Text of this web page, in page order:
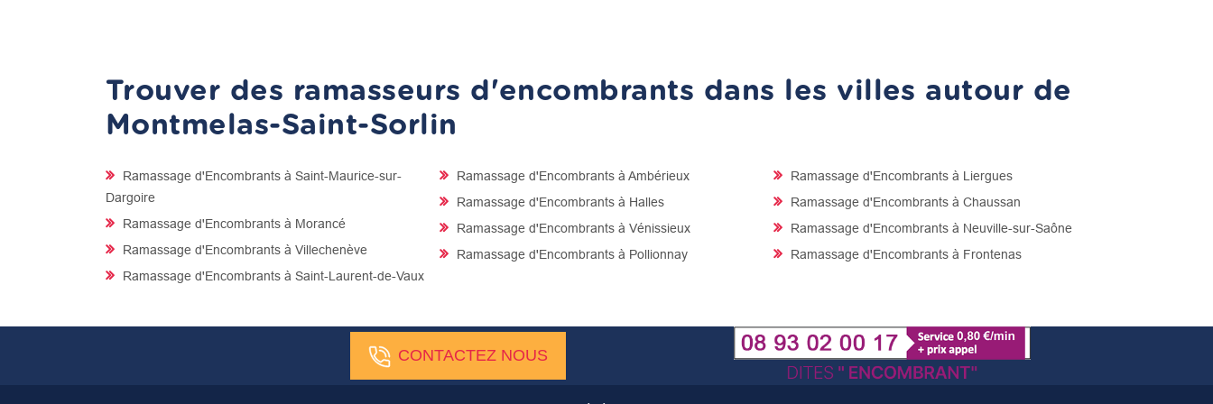
Trouver des ramasseurs d'encombrants dans les villes autour de
Montmelas-Saint-Sorlin
Ramassage d'Encombrants à Saint-Maurice-sur-
Dargoire
Ramassage d'Encombrants à Morancé
Ramassage d'Encombrants à Villechenève
Ramassage d'Encombrants à Saint-Laurent-de-Vaux
Ramassage d'Encombrants à Ambérieux
Ramassage d'Encombrants à Halles
Ramassage d'Encombrants à Vénissieux
Ramassage d'Encombrants à Pollionnay
Ramassage d'Encombrants à Liergues
Ramassage d'Encombrants à Chaussan
Ramassage d'Encombrants à Neuville-sur-Saône
Ramassage d'Encombrants à Frontenas
CONTACTEZ NOUS